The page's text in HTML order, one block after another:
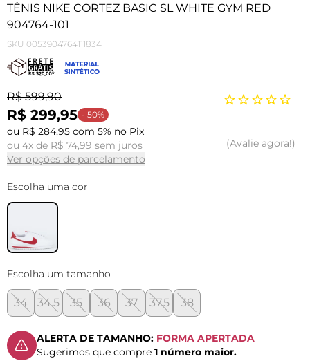
TÊNIS NIKE CORTEZ BASIC SL WHITE GYM RED
904764-101
SKU 0053904764111834
R$ 599,90
R$ 299,95 - 50%
ou R$ 284,95 com 5% no Pix
ou 4x de R$ 74,99 sem juros
Ver opções de parcelamento
Avalie agora!
Escolha uma cor
Escolha um tamanho
34 34.5 35 36 37 37.5 38
ALERTA DE TAMANHO: FORMA APERTADA
Sugerimos que compre 1 número maior.